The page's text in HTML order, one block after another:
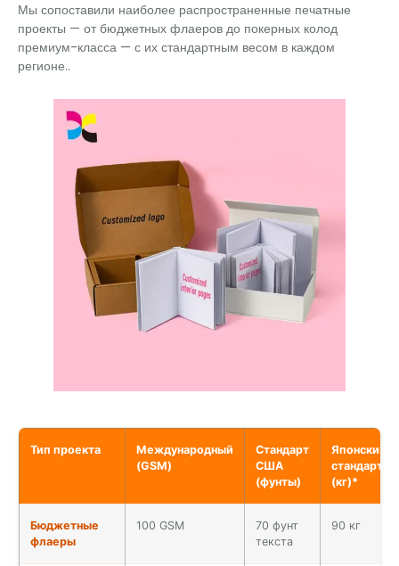
Мы сопоставили наиболее распространенные печатные
проекты — от бюджетных флаеров до покерных колод
премиум-класса — с их стандартным весом в каждом
регионе..
Тип проекта
Международный
(GSM)
Стандарт
США
(фунты)
Японский
стандарт
(кг)*
Бюджетные
флаеры
100 GSM
70 фунт
текста
90 кг